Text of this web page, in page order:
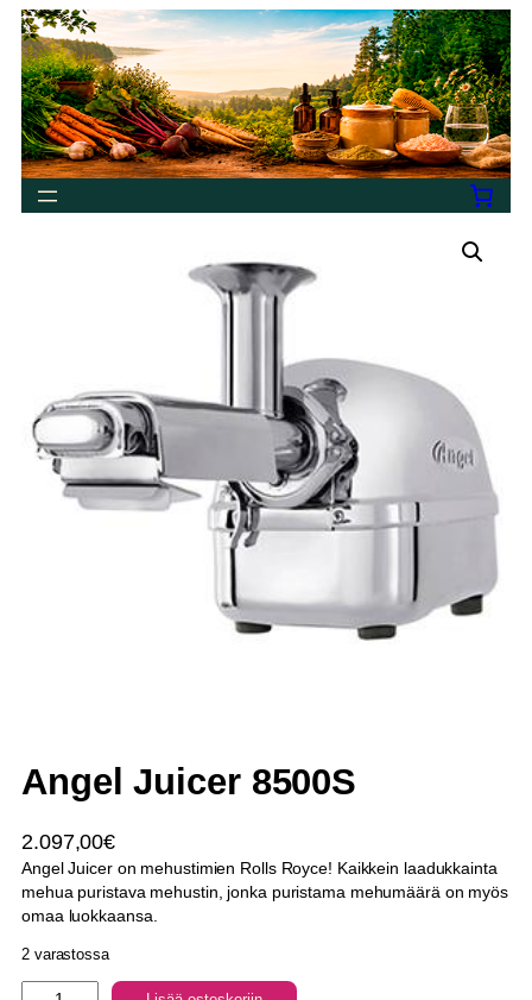
Angel Juicer 8500S
2.097,00€
Angel Juicer on mehustimien Rolls Royce! Kaikkein laadukkainta
mehua puristava mehustin, jonka puristama mehumäärä on myös
omaa luokkaansa.
2 varastossa